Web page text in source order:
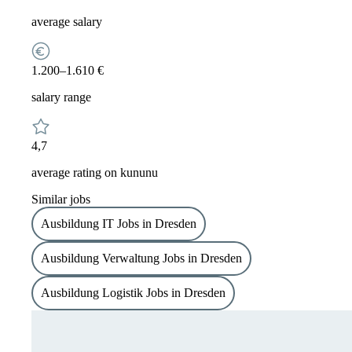
average salary
1.200–1.610 €
salary range
4,7
average rating on kununu
Similar jobs
Ausbildung IT Jobs in Dresden
Ausbildung Verwaltung Jobs in Dresden
Ausbildung Logistik Jobs in Dresden